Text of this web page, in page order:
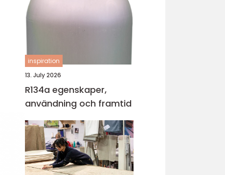
inspiration
13. July 2026
R134a egenskaper,
användning och framtid